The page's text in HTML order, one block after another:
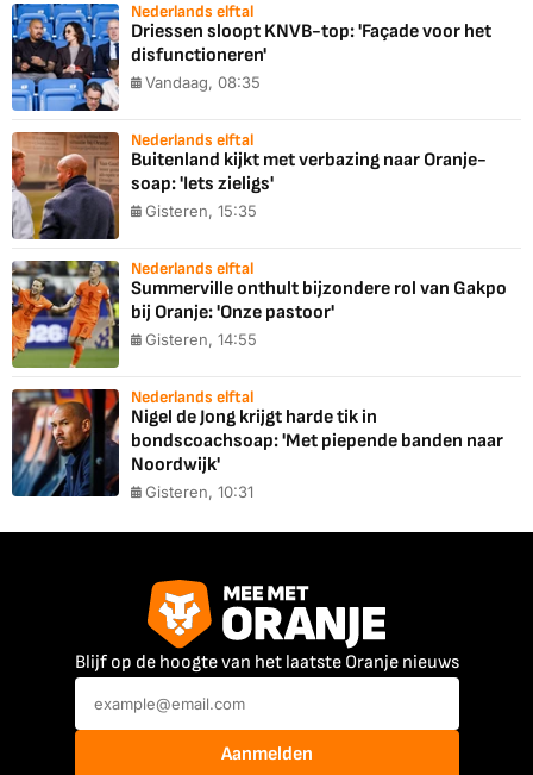
Nederlands elftal
Driessen sloopt KNVB-top: 'Façade voor het
disfunctioneren'
Vandaag, 08:35
Nederlands elftal
Buitenland kijkt met verbazing naar Oranje-
soap: 'Iets zieligs'
Gisteren, 15:35
Nederlands elftal
Summerville onthult bijzondere rol van Gakpo
bij Oranje: 'Onze pastoor'
Gisteren, 14:55
Nederlands elftal
Nigel de Jong krijgt harde tik in
bondscoachsoap: 'Met piepende banden naar
Noordwijk'
Gisteren, 10:31
Blijf op de hoogte van het laatste Oranje nieuws
Aanmelden